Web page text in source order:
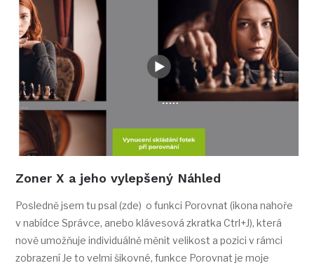
Zoner X a jeho vylepšený Náhled
Posledně jsem tu psal (zde) o funkci Porovnat (ikona nahoře
v nabídce Správce, anebo klávesová zkratka Ctrl+J), která
nově umožňuje individuálně měnit velikost a pozici v rámci
zobrazení Je to velmi šikovné, funkce Porovnat je moje